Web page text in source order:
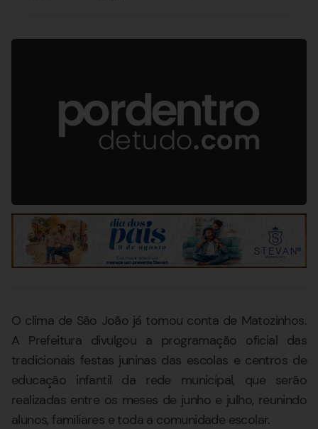
O clima de São João já tomou conta de Matozinhos.
A Prefeitura divulgou a programação oficial das
tradicionais festas juninas das escolas e centros de
educação infantil da rede municipal, que serão
realizadas entre os meses de junho e julho, reunindo
alunos, familiares e toda a comunidade escolar.